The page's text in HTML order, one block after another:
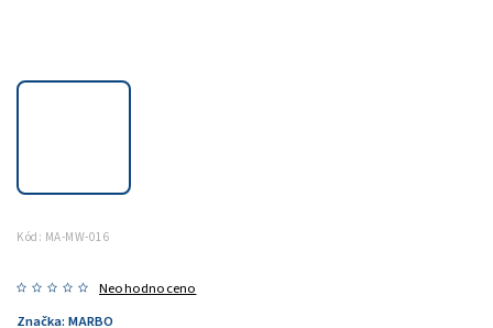
Kód: MA-MW-016
Neohodnoceno
Značka: MARBO